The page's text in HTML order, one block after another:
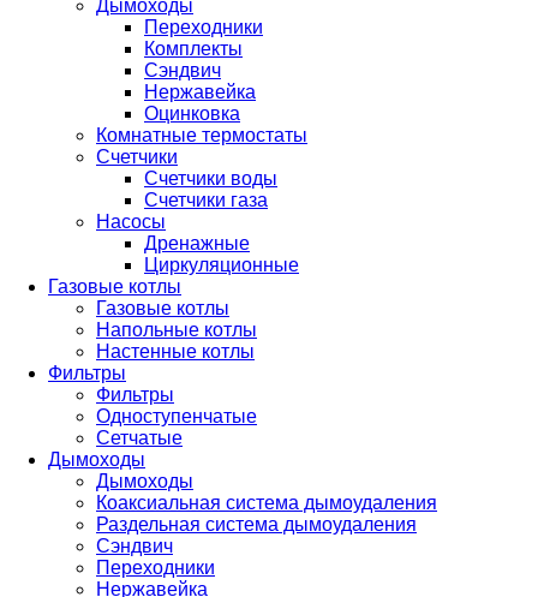
Дымоходы
Переходники
Комплекты
Сэндвич
Нержавейка
Оцинковка
Комнатные термостаты
Счетчики
Счетчики воды
Счетчики газа
Насосы
Дренажные
Циркуляционные
Газовые котлы
Газовые котлы
Напольные котлы
Настенные котлы
Фильтры
Фильтры
Одноступенчатые
Сетчатые
Дымоходы
Дымоходы
Коаксиальная система дымоудаления
Раздельная система дымоудаления
Сэндвич
Переходники
Нержавейка